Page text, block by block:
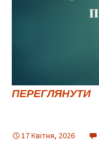
ПЕРЕГЛЯНУТИ
17 Квітня, 2026